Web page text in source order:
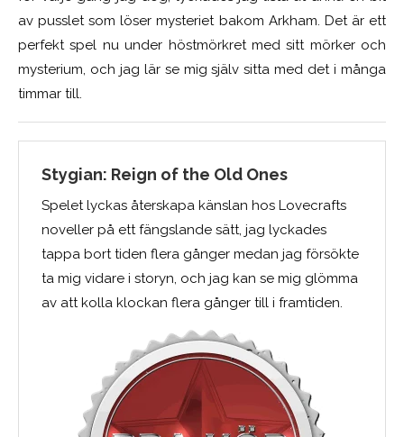
av pusslet som löser mysteriet bakom Arkham. Det är ett
perfekt spel nu under höstmörkret med sitt mörker och
mysterium, och jag lär se mig själv sitta med det i många
timmar till.
Stygian: Reign of the Old Ones
Spelet lyckas återskapa känslan hos Lovecrafts
noveller på ett fängslande sätt, jag lyckades
tappa bort tiden flera gånger medan jag försökte
ta mig vidare i storyn, och jag kan se mig glömma
av att kolla klockan flera gånger till i framtiden.